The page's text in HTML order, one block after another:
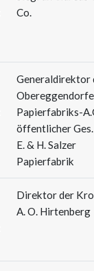
Co.
Generaldirektor
Papierfabriks-
öffentlicher Ges.
E. & H. Salzer
Papierfabrik
Direktor der
A. O. Hirtenberg